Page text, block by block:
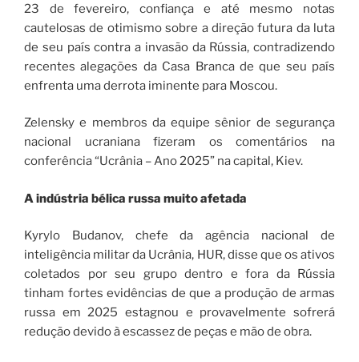
23 de fevereiro, confiança e até mesmo notas
cautelosas de otimismo sobre a direção futura da luta
de seu país contra a invasão da Rússia, contradizendo
recentes alegações da Casa Branca de que seu país
enfrenta uma derrota iminente para Moscou.
Zelensky e membros da equipe sênior de segurança
nacional ucraniana fizeram os comentários na
conferência “Ucrânia – Ano 2025” na capital, Kiev.
A indústria bélica russa muito afetada
Kyrylo Budanov, chefe da agência nacional de
inteligência militar da Ucrânia, HUR, disse que os ativos
coletados por seu grupo dentro e fora da Rússia
tinham fortes evidências de que a produção de armas
russa em 2025 estagnou e provavelmente sofrerá
redução devido à escassez de peças e mão de obra.